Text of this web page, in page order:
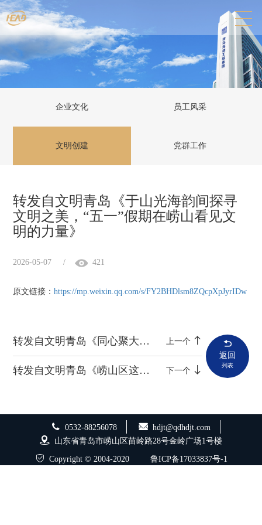
企业文化 员工风采
文明创建 党群工作
转发自文明青岛《于山光海韵间探寻
文明之美，“五一”假期在崂山看见文
明的力量》
2026-05-07 / 421
原文链接：https://mp.weixin.qq.com/s/FY2BHDlsm8ZQcpXpJyrIDw
转发自文明青岛《同心聚大爱、共情沐暖阳！青岛举办第三十六次全国助残日主题活动》 上一个
转发自文明青岛《崂山区这场立夏之约，让传统文化“活”在指尖》 下一个
返回
列表
0532-88256078
hdjt@qdhdjt.com
山东省青岛市崂山区苗岭路28号金岭广场1号楼
Copyright © 2004-2020 鲁ICP备17033837号-1